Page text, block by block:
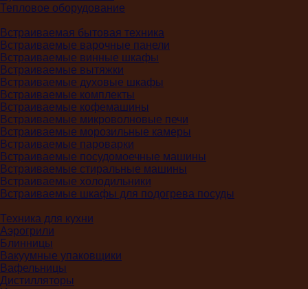
Тепловое оборудование
Встраиваемая бытовая техника
Встраиваемые варочные панели
Встраиваемые винные шкафы
Встраиваемые вытяжки
Встраиваемые духовые шкафы
Встраиваемые комплекты
Встраиваемые кофемашины
Встраиваемые микроволновые печи
Встраиваемые морозильные камеры
Встраиваемые пароварки
Встраиваемые посудомоечные машины
Встраиваемые стиральные машины
Встраиваемые холодильники
Встраиваемые шкафы для подогрева посуды
Техника для кухни
Аэрогрили
Блинницы
Вакуумные упаковщики
Вафельницы
Дистилляторы